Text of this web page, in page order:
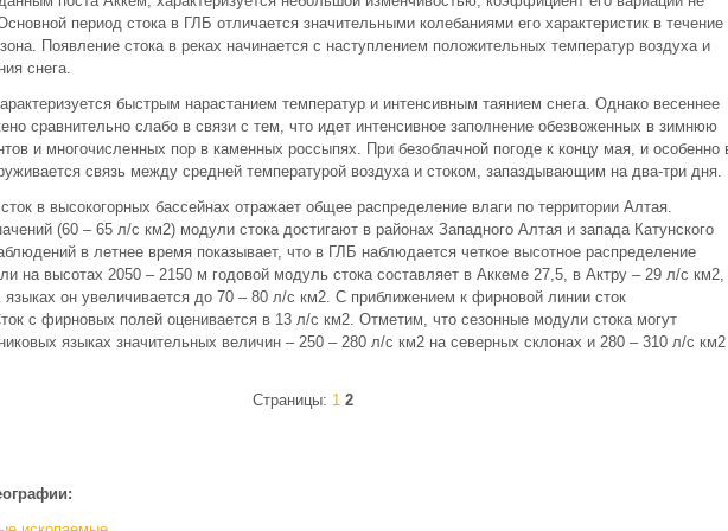
период стока в ГЛБ отличается значительными колебаниями его характеристик в течение
Появление стока в реках начинается с наступлением положительных температур воздуха и
снега.
быстрым нарастанием температур и интенсивным таянием снега. Однако весеннее
сравнительно слабо в связи с тем, что идет интенсивное заполнение обезвоженных в зимнюю
и многочисленных пор в каменных россыпях. При безоблачной погоде к концу мая, и особенно
связь между средней температурой воздуха и стоком, запаздывающим на два-три дня.
в высокогорных бассейнах отражает общее распределение влаги по территории Алтая.
(60 – 65 л/с км2) модули стока достигают в районах Западного Алтая и запада Катунского
в летнее время показывает, что в ГЛБ наблюдается четкое высотное распределение
на высотах 2050 – 2150 м годовой модуль стока составляет в Аккеме 27,5, в Актру – 29 л/с км2,
языках он увеличивается до 70 – 80 л/с км2. С приближением к фирновой линии сток
с фирновых полей оценивается в 13 л/с км2. Отметим, что сезонные модули стока могут
языках значительных величин – 250 – 280 л/с км2 на северных склонах и 280 – 310 л/с км2
Страницы: 1 2